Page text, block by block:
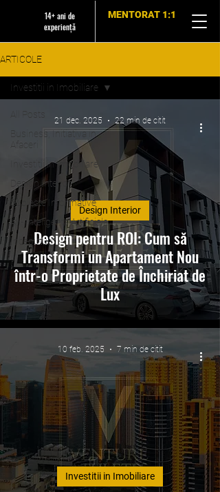
14+ ani de
experiență
MENTORAT 1:1
ARTICOLE
All Posts
Business, Initiativa in
Afaceri
Investitii in Imobiliare
Design Interior
Subiecte Informative
AI - Inteligenta Artificiala
Inceputuri
Investitii in Imobiliare
Design pentru ROI: Cum să
Transformi un Apartament Nou
într-o Proprietate de Închiriat de
Lux
Design Interior
21 dec. 2025 22 min de citit
Investitii in Imobiliare
10 feb. 2025 7 min de citit